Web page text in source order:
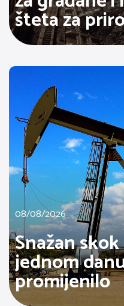
šteta za
08/08/2026
Snažan
jednom
promijenilo